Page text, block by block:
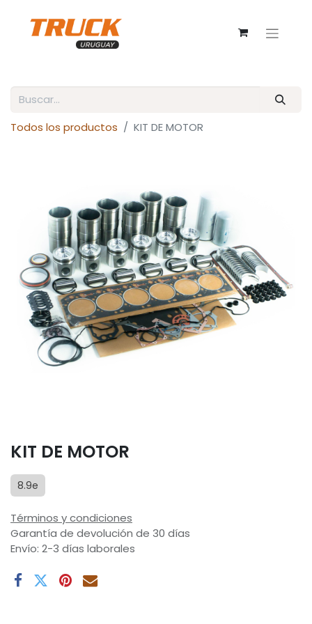
Todos los productos KIT DE MOTOR
KIT DE MOTOR
8.9e
Términos y condiciones
Garantía de devolución de 30 días
Envío: 2-3 días laborales